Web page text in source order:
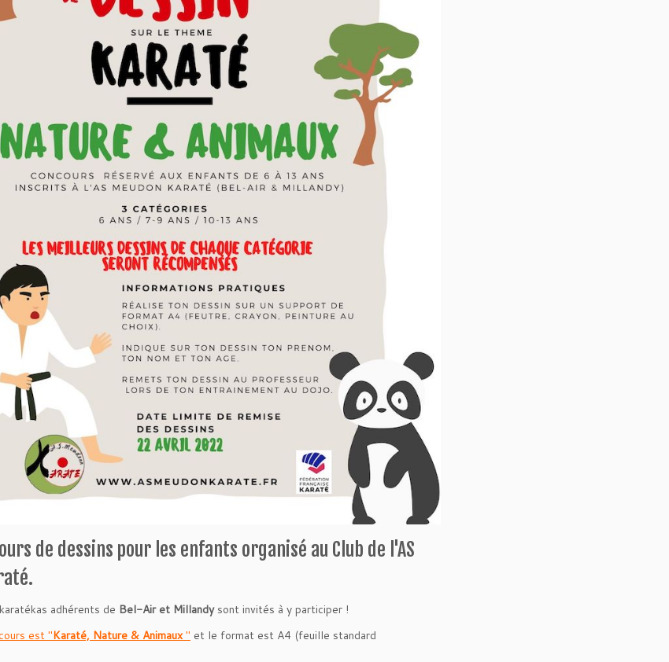
de dessins pour les enfants organisé au Club de l'AS
adhérents de Bel-Air et Millandysont invités à y participer !
est "Karaté, Nature & Animaux" et le format est A4 (feuille standard